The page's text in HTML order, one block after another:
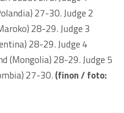
27-30. Judge 2
28-29. Judge 3
28-29. Judge 4
(Mongolia) 28-29. Judge 5
27-30.(finon / foto: